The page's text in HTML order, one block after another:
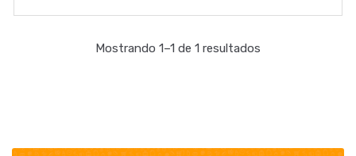
Mostrando 1–1 de 1 resultados